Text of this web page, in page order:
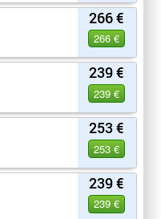
266 €
266 €
239 €
239 €
253 €
253 €
239 €
239 €